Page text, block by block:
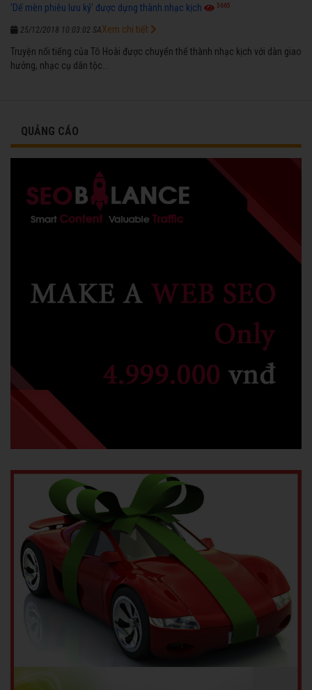
'Dế mèn phiêu lưu ký' được dựng thành nhạc kịch 3665
25/12/2018 10:03:02 SA
Truyện nổi tiếng của Tô Hoài được chuyển thể thành nhạc kịch với dàn giao
hưởng, nhạc cụ dân tộc...
Xem chi tiết
QUẢNG CÁO